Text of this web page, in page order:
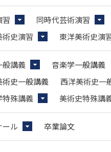
習 同時代芸術演習
術史演習
東洋美術史演
般講義 音楽学一般講義
術史一般講義
西洋美術史一
特殊講義
美術史特殊講
ール 卒業論文